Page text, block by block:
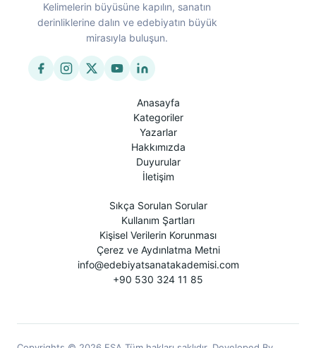
Kelimelerin büyüsüne kapılın, sanatın
derinliklerine dalın ve edebiyatın büyük
mirasıyla buluşun.
Anasayfa
Kategoriler
Yazarlar
Hakkımızda
Duyurular
İletişim
Sıkça Sorulan Sorular
Kullanım Şartları
Kişisel Verilerin Korunması
Çerez ve Aydınlatma Metni
info@edebiyatsanatakademisi.com
+90 530 324 11 85